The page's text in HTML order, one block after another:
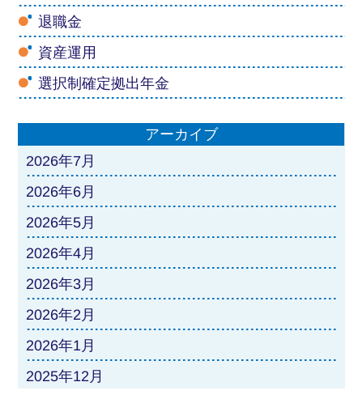
退職金
資産運用
選択制確定拠出年金
アーカイブ
2026年7月
2026年6月
2026年5月
2026年4月
2026年3月
2026年2月
2026年1月
2025年12月